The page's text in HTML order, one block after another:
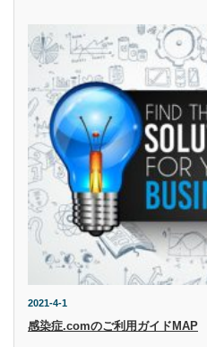
2021-4-1
感染症.comのご利用ガイドMAP